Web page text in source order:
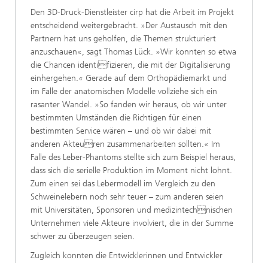
Den 3D-Druck-Dienstleister cirp hat die Arbeit im Projekt
entscheidend weitergebracht. »Der Austausch mit den
Partnern hat uns geholfen, die Themen strukturiert
anzuschauen«, sagt Thomas Lück. »Wir konnten so etwa
die Chancen identifizieren, die mit der Digitalisierung
einhergehen.« Gerade auf dem Orthopädiemarkt und
im Falle der anatomischen Modelle vollziehe sich ein
rasanter Wandel. »So fanden wir heraus, ob wir unter
bestimmten Umständen die Richtigen für einen
bestimmten Service wären – und ob wir dabei mit
anderen Akteuren zusammenarbeiten sollten.« Im
Falle des Leber-Phantoms stellte sich zum Beispiel heraus,
dass sich die serielle Produktion im Moment nicht lohnt.
Zum einen sei das Lebermodell im Vergleich zu den
Schweinelebern noch sehr teuer – zum anderen seien
mit Universitäten, Sponsoren und medizintechnischen
Unternehmen viele Akteure involviert, die in der Summe
schwer zu überzeugen seien.
Zugleich konnten die Entwicklerinnen und Entwickler